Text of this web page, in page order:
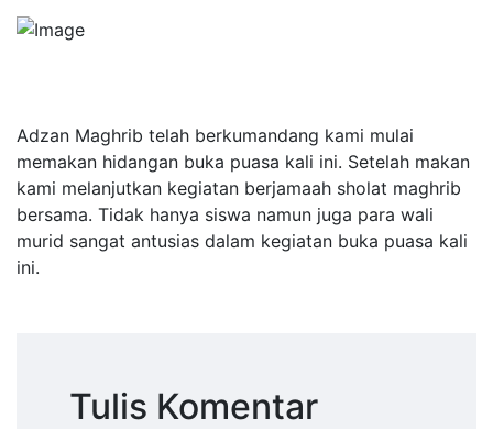
Adzan Maghrib telah berkumandang kami mulai
memakan hidangan buka puasa kali ini. Setelah makan
kami melanjutkan kegiatan berjamaah sholat maghrib
bersama. Tidak hanya siswa namun juga para wali
murid sangat antusias dalam kegiatan buka puasa kali
ini.
Tulis Komentar